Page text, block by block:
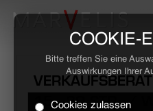
COOKIE-
Bitte treffen Sie eine
Auswirkungen Ihrer
Cookies zulassen
15 - 30 STD. /